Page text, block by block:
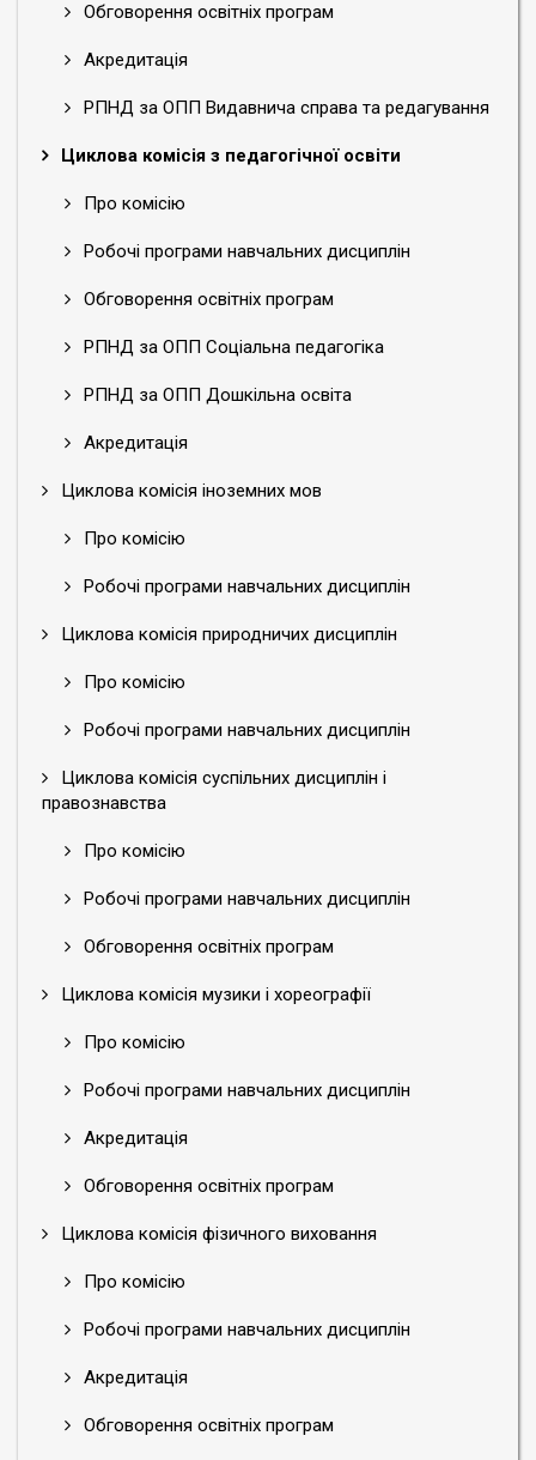
Обговорення освітніх програм
Акредитація
РПНД за ОПП Видавнича справа та редагування
Циклова комісія з педагогічної освіти
Про комісію
Робочі програми навчальних дисциплін
Обговорення освітніх програм
РПНД за ОПП Соціальна педагогіка
РПНД за ОПП Дошкільна освіта
Акредитація
Циклова комісія іноземних мов
Про комісію
Робочі програми навчальних дисциплін
Циклова комісія природничих дисциплін
Про комісію
Робочі програми навчальних дисциплін
Циклова комісія суспільних дисциплін і
правознавства
Про комісію
Робочі програми навчальних дисциплін
Обговорення освітніх програм
Циклова комісія музики і хореографії
Про комісію
Робочі програми навчальних дисциплін
Акредитація
Обговорення освітніх програм
Циклова комісія фізичного виховання
Про комісію
Робочі програми навчальних дисциплін
Акредитація
Обговорення освітніх програм